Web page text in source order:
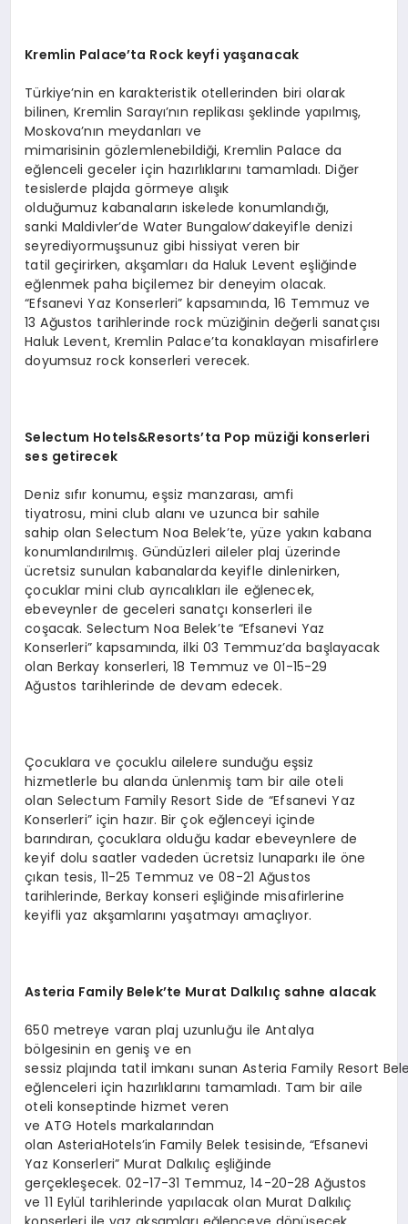
Kremlin Palace’ta Rock keyfi yaşanacak
Türkiye’nin en karakteristik otellerinden biri olarak
bilinen, Kremlin Sarayı’nın replikası şeklinde yapılmış,
Moskova’nın meydanları ve
mimarisinin gözlemlenebildiği, Kremlin Palace da
eğlenceli geceler için hazırlıklarını tamamladı. Diğer
tesislerde plajda görmeye alışık
olduğumuz kabanaların iskelede konumlandığı,
sanki Maldivler’de Water Bungalow’dakeyifle denizi
seyrediyormuşsunuz gibi hissiyat veren bir
tatil geçirirken, akşamları da Haluk Levent eşliğinde
eğlenmek paha biçilemez bir deneyim olacak.
“Efsanevi Yaz Konserleri” kapsamında, 16 Temmuz ve
13 Ağustos tarihlerinde rock müziğinin değerli sanatçısı
Haluk Levent, Kremlin Palace’ta konaklayan misafirlere
doyumsuz rock konserleri verecek.
Selectum Hotels&Resorts’ta Pop müziği konserleri
ses getirecek
Deniz sıfır konumu, eşsiz manzarası, amfi
tiyatrosu, mini club alanı ve uzunca bir sahile
sahip olan Selectum Noa Belek’te, yüze yakın kabana
konumlandırılmış. Gündüzleri aileler plaj üzerinde
ücretsiz sunulan kabanalarda keyifle dinlenirken,
çocuklar mini club ayrıcalıkları ile eğlenecek,
ebeveynler de geceleri sanatçı konserleri ile
coşacak. Selectum Noa Belek’te “Efsanevi Yaz
Konserleri” kapsamında, ilki 03 Temmuz’da başlayacak
olan Berkay konserleri, 18 Temmuz ve 01-15-29
Ağustos tarihlerinde de devam edecek.
Çocuklara ve çocuklu ailelere sunduğu eşsiz
hizmetlerle bu alanda ünlenmiş tam bir aile oteli
olan Selectum Family Resort Side de “Efsanevi Yaz
Konserleri” için hazır. Bir çok eğlenceyi içinde
barındıran, çocuklara olduğu kadar ebeveynlere de
keyif dolu saatler vadeden ücretsiz lunaparkı ile öne
çıkan tesis, 11-25 Temmuz ve 08-21 Ağustos
tarihlerinde, Berkay konseri eşliğinde misafirlerine
keyifli yaz akşamlarını yaşatmayı amaçlıyor.
Asteria Family Belek’te Murat Dalkılıç sahne alacak
650 metreye varan plaj uzunluğu ile Antalya
bölgesinin en geniş ve en
sessiz plajında tatil imkanı sunan Asteria Family Resort
eğlenceleri için hazırlıklarını tamamladı. Tam bir aile
oteli konseptinde hizmet veren
ve ATG Hotels markalarından
olan AsteriaHotels’in Family Belek tesisinde, “Efsanevi
Yaz Konserleri” Murat Dalkılıç eşliğinde
gerçekleşecek. 02-17-31 Temmuz, 14-20-28 Ağustos
ve 11 Eylül tarihlerinde yapılacak olan Murat Dalkılıç